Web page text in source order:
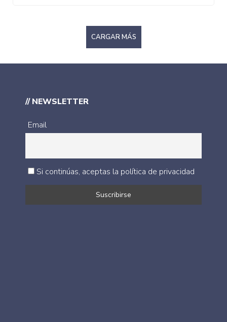
CARGAR MÁS
// NEWSLETTER
Email
Si continúas, aceptas la política de privacidad